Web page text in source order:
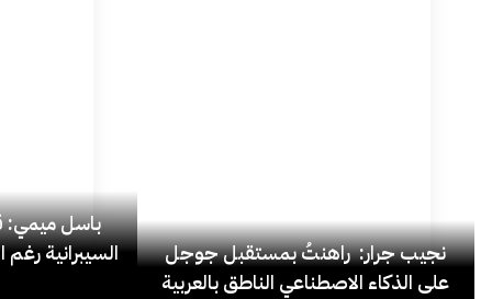
نجيب جرار: راهنتُ بمستقبل جوجل
على الذكاء الاصطناعي الناطق بالعربية
باسل ميمي:
السيبرانية رغم